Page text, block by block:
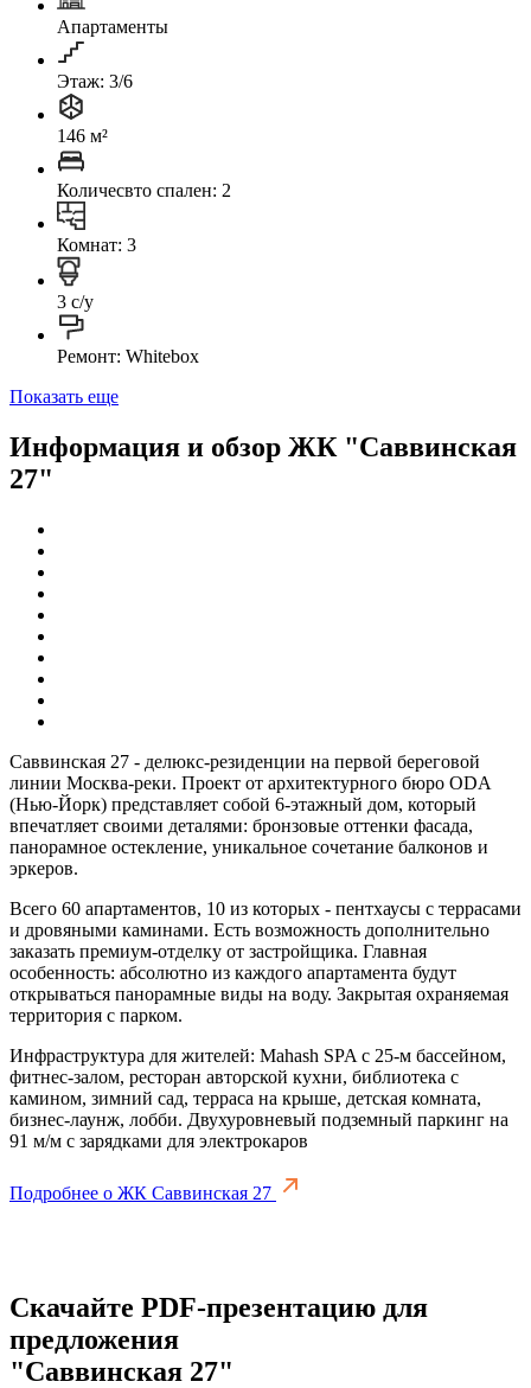
Апартаменты
Этаж: 3/6
146 м²
Количесвто спален: 2
Комнат: 3
3 с/у
Ремонт: Whitebox
Показать еще
Информация и обзор ЖК "Саввинская
27"
Саввинская 27 - делюкс-резиденции на первой береговой
линии Москва-реки. Проект от архитектурного бюро ODA
(Нью-Йорк) представляет собой 6-этажный дом, который
впечатляет своими деталями: бронзовые оттенки фасада,
панорамное остекление, уникальное сочетание балконов и
эркеров.
Всего 60 апартаментов, 10 из которых - пентхаусы с террасами
и дровяными каминами. Есть возможность дополнительно
заказать премиум-отделку от застройщика. Главная
особенность: абсолютно из каждого апартамента будут
открываться панорамные виды на воду. Закрытая охраняемая
территория с парком.
Инфраструктура для жителей: Mahash SPA с 25-м бассейном,
фитнес-залом, ресторан авторской кухни, библиотека с
камином, зимний сад, терраса на крыше, детская комната,
бизнес-лаунж, лобби. Двухуровневый подземный паркинг на
91 м/м с зарядками для электрокаров
Подробнее о ЖК Саввинская 27
Скачайте PDF-презентацию для
предложения
"Саввинская 27"